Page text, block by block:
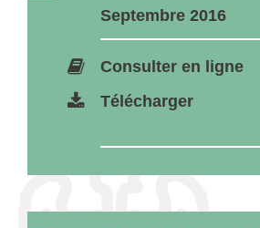
Septembre 2016
Consulter en ligne
Télécharger